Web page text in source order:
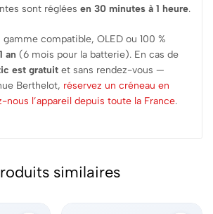
sont réglées en 30 minutes à 1 heure.
compatible, OLED ou 100 %
1 an (6 mois pour la batterie). En cas de
est gratuit et sans rendez-vous —
Berthelot, réservez un créneau en
nous l’appareil depuis toute la France.
similaires